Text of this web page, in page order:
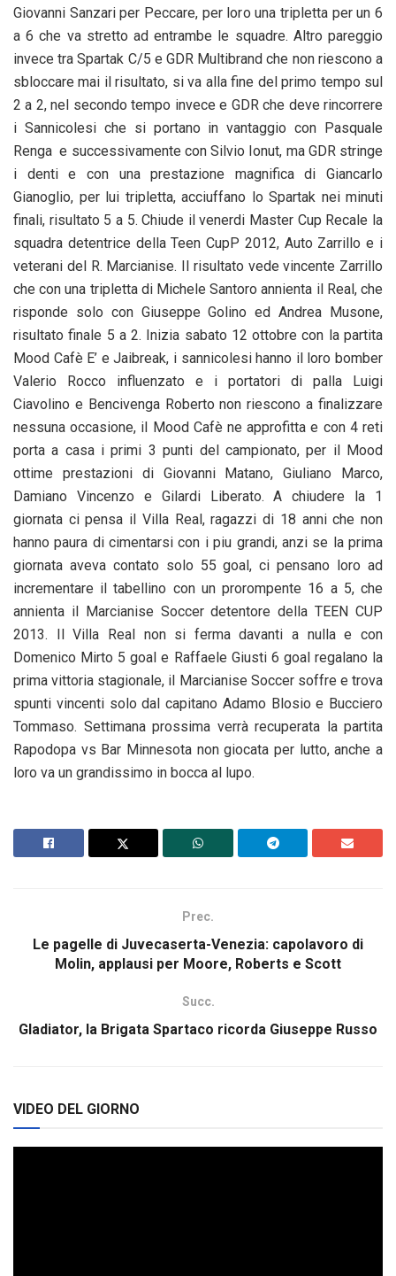
Giovanni Sanzari per Peccare, per loro una tripletta per un 6
a 6 che va stretto ad entrambe le squadre. Altro pareggio
invece tra Spartak C/5 e GDR Multibrand che non riescono a
sbloccare mai il risultato, si va alla fine del primo tempo sul
2 a 2, nel secondo tempo invece e GDR che deve rincorrere
i Sannicolesi che si portano in vantaggio con Pasquale
Renga e successivamente con Silvio Ionut, ma GDR stringe
i denti e con una prestazione magnifica di Giancarlo
Gianoglio, per lui tripletta, acciuffano lo Spartak nei minuti
finali, risultato 5 a 5. Chiude il venerdi Master Cup Recale la
squadra detentrice della Teen CupP 2012, Auto Zarrillo e i
veterani del R. Marcianise. Il risultato vede vincente Zarrillo
che con una tripletta di Michele Santoro annienta il Real, che
risponde solo con Giuseppe Golino ed Andrea Musone,
risultato finale 5 a 2. Inizia sabato 12 ottobre con la partita
Mood Cafè E’ e Jaibreak, i sannicolesi hanno il loro bomber
Valerio Rocco influenzato e i portatori di palla Luigi
Ciavolino e Bencivenga Roberto non riescono a finalizzare
nessuna occasione, il Mood Cafè ne approfitta e con 4 reti
porta a casa i primi 3 punti del campionato, per il Mood
ottime prestazioni di Giovanni Matano, Giuliano Marco,
Damiano Vincenzo e Gilardi Liberato. A chiudere la 1
giornata ci pensa il Villa Real, ragazzi di 18 anni che non
hanno paura di cimentarsi con i piu grandi, anzi se la prima
giornata aveva contato solo 55 goal, ci pensano loro ad
incrementare il tabellino con un prorompente 16 a 5, che
annienta il Marcianise Soccer detentore della TEEN CUP
2013. Il Villa Real non si ferma davanti a nulla e con
Domenico Mirto 5 goal e Raffaele Giusti 6 goal regalano la
prima vittoria stagionale, il Marcianise Soccer soffre e trova
spunti vincenti solo dal capitano Adamo Blosio e Bucciero
Tommaso. Settimana prossima verrà recuperata la partita
Rapodopa vs Bar Minnesota non giocata per lutto, anche a
loro va un grandissimo in bocca al lupo.
Prec.
Le pagelle di Juvecaserta-Venezia: capolavoro di
Molin, applausi per Moore, Roberts e Scott
Succ.
Gladiator, la Brigata Spartaco ricorda Giuseppe Russo
VIDEO DEL GIORNO